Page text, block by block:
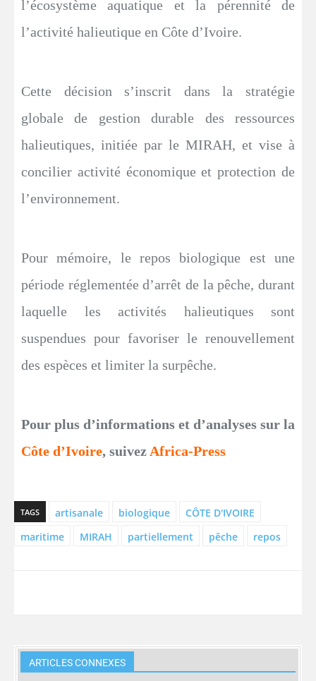
l’écosystème aquatique et la pérennité de
l’activité halieutique en Côte d’Ivoire.
Cette décision s’inscrit dans la stratégie
globale de gestion durable des ressources
halieutiques, initiée par le MIRAH, et vise à
concilier activité économique et protection de
l’environnement.
Pour mémoire, le repos biologique est une
période réglementée d’arrêt de la pêche, durant
laquelle les activités halieutiques sont
suspendues pour favoriser le renouvellement
des espèces et limiter la surpêche.
Pour plus d’informations et d’analyses sur la
Côte d’Ivoire, suivez Africa-Press
TAGS artisanale biologique
CÔTE D'IVOIRE
maritime
MIRAH partiellement pêche repos
ARTICLES CONNEXES